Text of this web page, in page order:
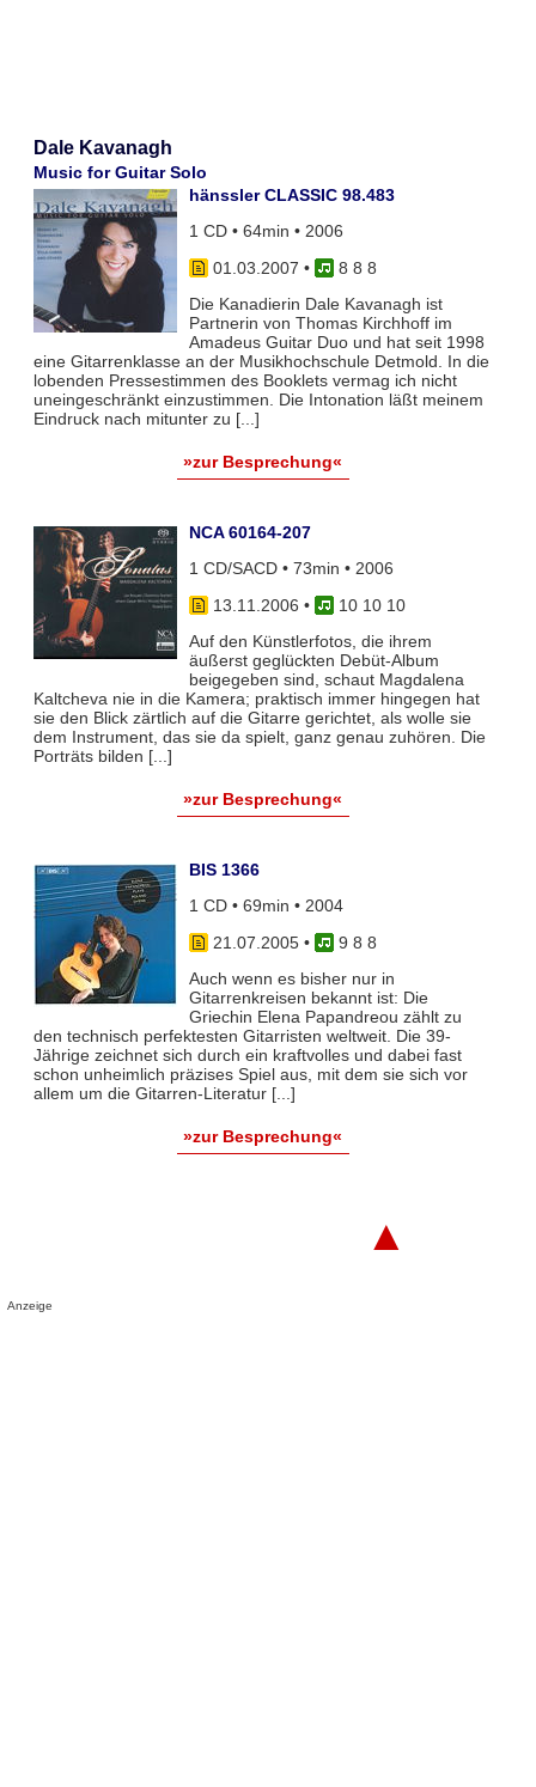
Dale Kavanagh
Music for Guitar Solo
hänssler CLASSIC 98.483
1 CD • 64min • 2006
01.03.2007 •
8 8 8
Die Kanadierin Dale Kavanagh ist
Partnerin von Thomas Kirchhoff im
Amadeus Guitar Duo und hat seit 1998
eine Gitarrenklasse an der Musikhochschule Detmold. In die
lobenden Pressestimmen des Booklets vermag ich nicht
uneingeschränkt einzustimmen. Die Intonation läßt meinem
Eindruck nach mitunter zu [...]
»zur Besprechung«
NCA 60164-207
1 CD/SACD • 73min • 2006
13.11.2006 •
10 10 10
Auf den Künstlerfotos, die ihrem
äußerst geglückten Debüt-Album
beigegeben sind, schaut Magdalena
Kaltcheva nie in die Kamera; praktisch immer hingegen hat
sie den Blick zärtlich auf die Gitarre gerichtet, als wolle sie
dem Instrument, das sie da spielt, ganz genau zuhören. Die
Porträts bilden [...]
»zur Besprechung«
BIS 1366
1 CD • 69min • 2004
21.07.2005•
9 8 8
Auch wenn es bisher nur in
Gitarrenkreisen bekannt ist: Die
Griechin Elena Papandreou zählt zu
den technisch perfektesten Gitarristen weltweit. Die 39-
Jährige zeichnet sich durch ein kraftvolles und dabei fast
schon unheimlich präzises Spiel aus, mit dem sie sich vor
allem um die Gitarren-Literatur [...]
»zur Besprechung«
▲
Anzeige